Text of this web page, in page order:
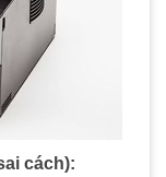
cách):